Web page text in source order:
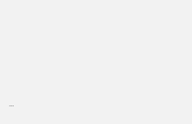
...